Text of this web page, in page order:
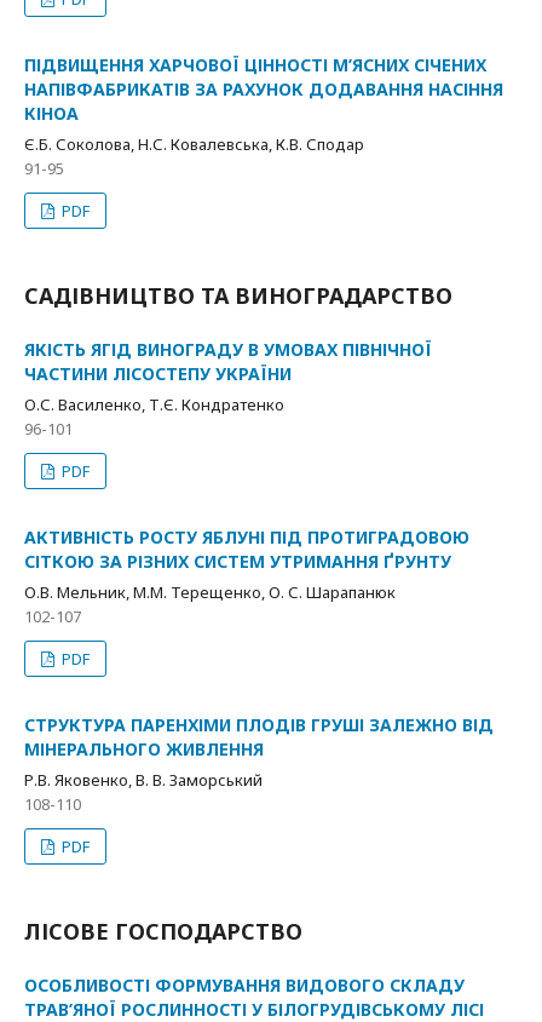
ПІДВИЩЕННЯ ХАРЧОВОЇ ЦІННОСТІ М’ЯСНИХ СІЧЕНИХ
НАПІВФАБРИКАТІВ ЗА РАХУНОК ДОДАВАННЯ НАСІННЯ
КІНОА
Є.Б. Соколова, Н.С. Ковалевська, К.В. Сподар
91-95
PDF
САДІВНИЦТВО ТА ВИНОГРАДАРСТВО
ЯКІСТЬ ЯГІД ВИНОГРАДУ В УМОВАХ ПІВНІЧНОЇ
ЧАСТИНИ ЛІСОСТЕПУ УКРАЇНИ
О.С. Василенко, Т.Є. Кондратенко
96-101
PDF
АКТИВНІСТЬ РОСТУ ЯБЛУНІ ПІД ПРОТИГРАДОВОЮ
СІТКОЮ ЗА РІЗНИХ СИСТЕМ УТРИМАННЯ ҐРУНТУ
О.В. Мельник, М.М. Терещенко, О. С. Шарапанюк
102-107
PDF
СТРУКТУРА ПАРЕНХІМИ ПЛОДІВ ГРУШІ ЗАЛЕЖНО ВІД
МІНЕРАЛЬНОГО ЖИВЛЕННЯ
Р.В. Яковенко, В. В. Заморський
108-110
PDF
ЛІСОВЕ ГОСПОДАРСТВО
ОСОБЛИВОСТІ ФОРМУВАННЯ ВИДОВОГО СКЛАДУ
ТРАВ’ЯНОЇ РОСЛИННОСТІ У БІЛОГРУДІВСЬКОМУ ЛІСІ